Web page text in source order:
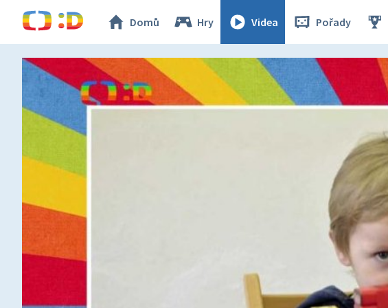
Domů Hry Videa Pořady